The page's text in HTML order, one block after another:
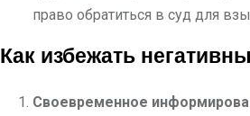
право обратиться в суд для
Как избежать
Своевременное